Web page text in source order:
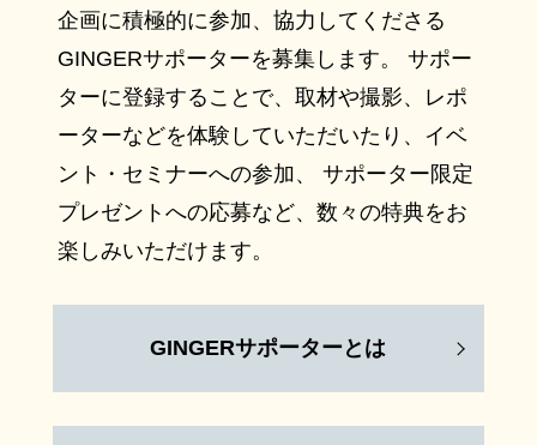
企画に積極的に参加、協力してくださる
GINGERサポーターを募集します。 サポー
ターに登録することで、取材や撮影、レポ
ーターなどを体験していただいたり、イベ
ント・セミナーへの参加、 サポーター限定
プレゼントへの応募など、数々の特典をお
楽しみいただけます。
GINGERサポーターとは